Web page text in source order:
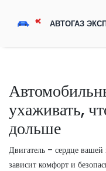
ухаживать,
дольше
Двигатель – сердце
зависит комфорт и